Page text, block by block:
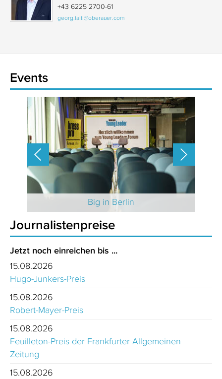
+43 6225 2700-61
georg.taitl@oberauer.com
Events
Big in Berlin
Journalistenpreise
Jetzt noch einreichen bis ...
15.08.2026
Hugo-Junkers-Preis
15.08.2026
Robert-Mayer-Preis
15.08.2026
Feuilleton-Preis der Frankfurter Allgemeinen
Zeitung
15.08.2026